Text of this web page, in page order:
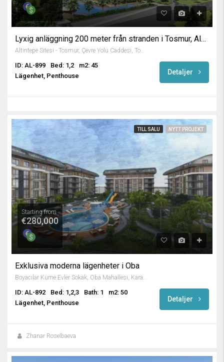
Lyxig anläggning 200 meter från stranden i Tosmur, Alanya
Altıntepe Sitesi - Tosmur, Çevre Yolu Caddesi, Tosmur Mah., Karakocalı, Alanya, Antalya, Akdeniz Bölgesi, 07460, Türkiye
ID: AL-899 Bed: 1,2
m2: 45
Lägenhet, Penthouse
Detaljer
TILL SALU NYTT PROJEKT
Starting from
€280,000
Exklusiva moderna lägenheter i Oba
ID: AL-892 Bed: 1,2,3 Bath: 1
m2: 50
Lägenhet, Penthouse
Detaljer
Zhanar Roselbaeva